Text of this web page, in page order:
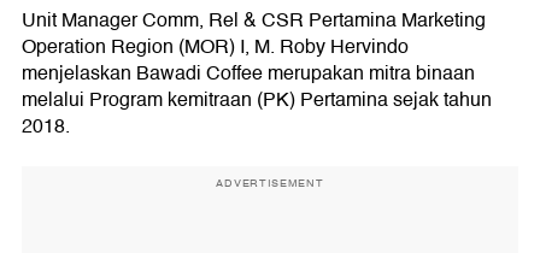
Unit Manager Comm, Rel & CSR Pertamina Marketing
Operation Region (MOR) I, M. Roby Hervindo
menjelaskan Bawadi Coffee merupakan mitra binaan
melalui Program kemitraan (PK) Pertamina sejak tahun
2018.
ADVERTISEMENT